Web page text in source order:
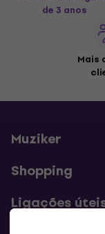
de 3 anos
Mais
Muziker
Shopping
Ligações